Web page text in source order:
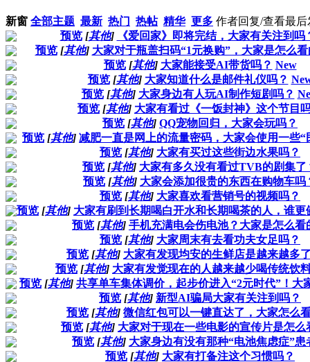
新窗 全部主题 最新 热门 热帖 精华 更多 作者回复/查看最后
预览 [其他]
《爱回家》即将完结，大家有关注到吗
预览 [其他] 大家对于瓶盖扫码“1元换购”，大家是怎么
预览 [其他] 大家能接受AI带货吗？ New
预览 [其他] 大家知道什么是邮件礼仪吗？
预览 [其他] 大家身边有人玩AI制作短剧吗？
预览 [其他] 大家有看过《一饭封神》这个节目
预览 [其他] QQ宠物回归，大家会玩吗？
预览 [其他] 减肥一直是网上的流量密码，大家会使用一些“
预览 [其他] 大家有买过这些街边水果吗？
预览 [其他] 大家有多久没有看过TVB的剧集了
预览 [其他] 大家会添加很贵的东西在购物车吗
预览 [其他] 大家喜欢看营销号的视频吗？
预览 [其他] 大家有刷到长期喝白开水和长期喝茶的人，谁更
预览 [其他] 手机充满电会伤电池？大家是怎么看
预览 [其他] 大家周末有去看功夫女足吗？
预览 [其他] 大家有发现均安的生鲜店是越来越多
预览 [其他] 大家有发觉现在的人越来越少喝传统饮
预览 [其他] 共享单车集体调价，起步价进入“2元时代”！大
预览 [其他] 新型AI骗局大家有关注到吗？
预览 [其他] 微信红包可以一键直达了，大家怎么
预览 [其他] 大家对于现在一些电影的宣传片是怎么
预览 [其他] 大家身边有没有那种“电池焦虑症”患
预览 [其他] 大家有打备注这个习惯吗？